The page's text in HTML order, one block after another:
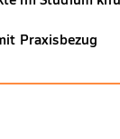
Praxisbezug